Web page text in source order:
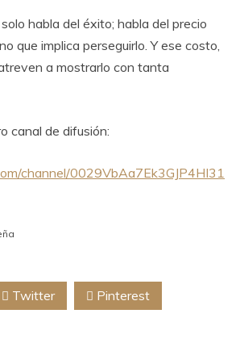
habla del éxito; habla del precio
que implica perseguirlo. Y ese costo,
a mostrarlo con tanta
canal de difusión:
channel/0029VbAa7Ek3GJP4HI31
Twitter Pinterest